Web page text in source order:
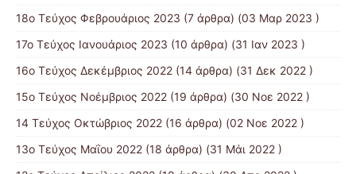
18ο Τεύχος Φεβρουάριος 2023 (7 άρθρα) (03 Μαρ 2023 )
17ο Τεύχος Ιανουάριος 2023 (10 άρθρα) (31 Ιαν 2023 )
16ο Τεύχος Δεκέμβριος 2022 (14 άρθρα) (31 Δεκ 2022 )
15o Τεύχος Νοέμβριος 2022 (19 άρθρα) (30 Νοε 2022 )
14 Tεύχος Οκτώβριος 2022 (16 άρθρα) (02 Νοε 2022 )
13ο Τεύχος Μαΐου 2022 (18 άρθρα) (31 Μάι 2022 )